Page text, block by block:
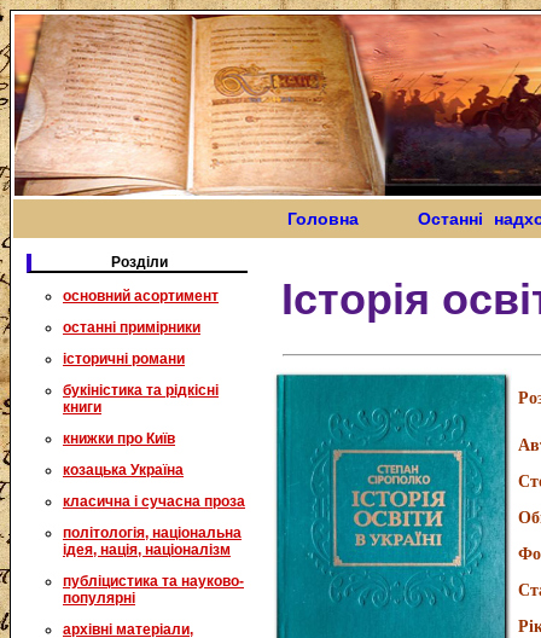
Головна Останні
Розділи
основний асортимент
останні примірники
історичні романи
букіністика та рідкісні
книги
книжки про Київ
козацька Україна
класична і сучасна проза
політологія, національна
ідея, нація, націоналізм
публіцистика та науково-
популярні
архівні матеріали,
Історія